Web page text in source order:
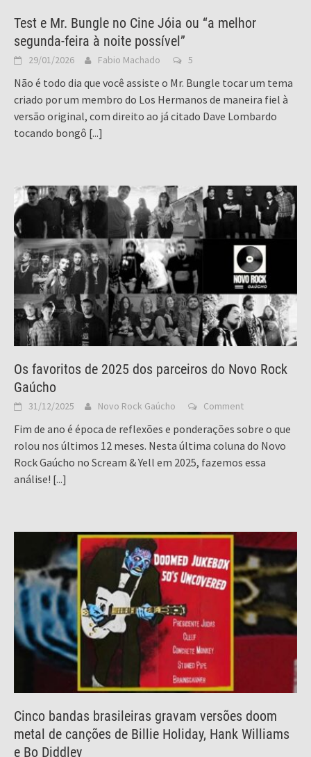
Test e Mr. Bungle no Cine Jóia ou “a melhor
segunda-feira à noite possível”
29/01/2026 Fabio Machado 5
Não é todo dia que você assiste o Mr. Bungle tocar um tema
criado por um membro do Los Hermanos de maneira fiel à
versão original, com direito ao já citado Dave Lombardo
tocando bongô [...]
Os favoritos de 2025 dos parceiros do Novo Rock
Gaúcho
31/12/2025 Novo Rock Gaúcho Comment
Fim de ano é época de reflexões e ponderações sobre o que
rolou nos últimos 12 meses. Nesta última coluna do Novo
Rock Gaúcho no Scream & Yell em 2025, fazemos essa
análise! [...]
Cinco bandas brasileiras gravam versões doom
metal de canções de Billie Holiday, Hank Williams
e Bo Diddley